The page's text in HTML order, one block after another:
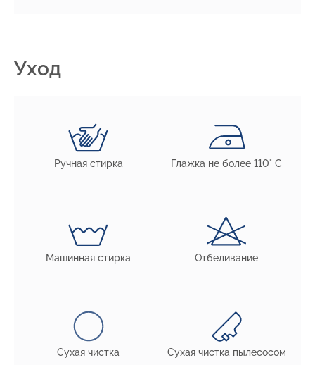
Уход
Ручная стирка Глажка не более 110° С
Машинная стирка Отбеливание
Сухая чистка Сухая чистка пылесосом